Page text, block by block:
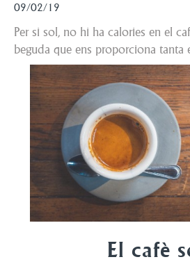
09/02/19
Per si sol, no hi ha calories en el
beguda que ens proporciona tanta
El cafè